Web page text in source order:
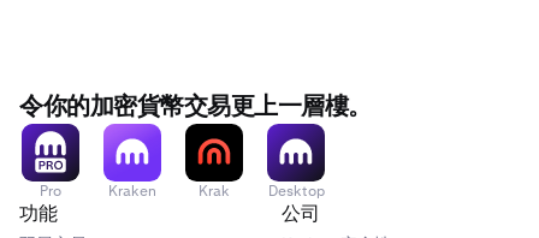
市價單旨在立即執行，因為它將與我們訂單簿上已有的
相反限價單匹配。市價單將始終產生略高的費用，稱為
吃單費（在您的30 天交易量旁邊的第二個百分比）。
使用市價單，您只能輸入您想買入或賣出的數量，而不
能輸入價格。
點擊買入或賣出按鈕，您將打開可展開的訂單表格。您
會看到一個買入/賣出開關、一個用於更改訂單類型的
下拉菜單、三個輸入框、一個數量滑塊以及一個「隔離
倉位」開關。在我們將數值輸入這些框之前，了解訂單
類型的工作原理是必要的
令你的加密貨幣交易更上一層樓。
Pro Kraken Krak Desktop
功能 公司